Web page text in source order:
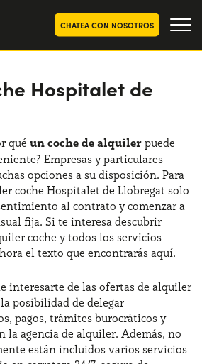
CHATEA CON NOSOTROS
COCHES
POR MESES
ELIGE UN PAÍS
Hospitalet de
qué un coche de alquiler puede
Empresas y particulares
opciones a su disposición. Para
coche Hospitalet de Llobregat solo
al contrato y comenzar a
fija. Si te interesa descubrir
coche y todos los servicios
el texto que encontrarás aquí.
interesarte de las ofertas de alquiler
posibilidad de delegar
pagos, trámites burocráticos y
la agencia de alquiler. Además, no
están incluidos varios servicios